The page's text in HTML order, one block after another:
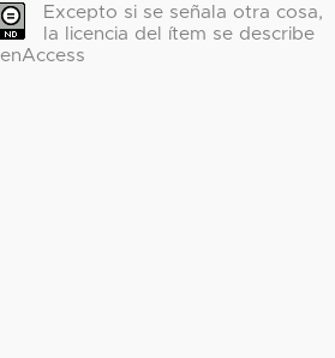
Excepto si se señala otra cosa,
la licencia del ítem se describe